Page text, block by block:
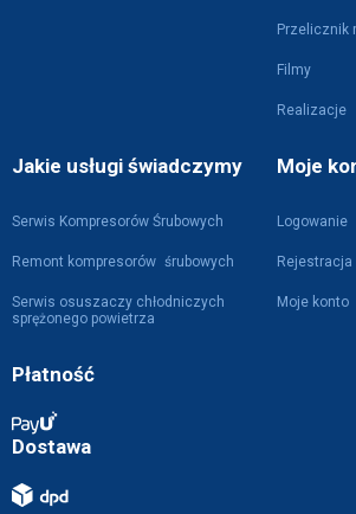
Przelicznik
Filmy
Realizacje
Jakie usługi świadczymy
Serwis Kompresorów Śrubowych
Remont kompresorów śrubowych
Serwis osuszaczy chłodniczych
sprężonego powietrza
Moje
Logowanie
Rejestracja
Moje konto
Płatność
Dostawa